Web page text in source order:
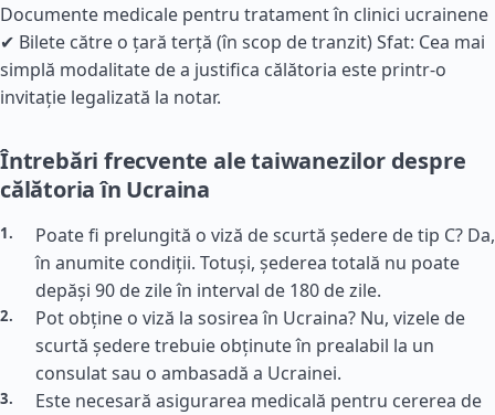
Documente medicale pentru tratament în clinici ucrainene
✔ Bilete către o țară terță (în scop de tranzit) Sfat: Cea mai
simplă modalitate de a justifica călătoria este printr-o
invitație legalizată la notar.
Întrebări frecvente ale taiwanezilor despre
călătoria în Ucraina
Poate fi prelungită o viză de scurtă ședere de tip C? Da,
în anumite condiții. Totuși, șederea totală nu poate
depăși 90 de zile în interval de 180 de zile.
Pot obține o viză la sosirea în Ucraina? Nu, vizele de
scurtă ședere trebuie obținute în prealabil la un
consulat sau o ambasadă a Ucrainei.
Este necesară asigurarea medicală pentru cererea de